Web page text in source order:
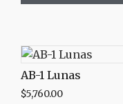
AB-1 Lunas
$5,760.00